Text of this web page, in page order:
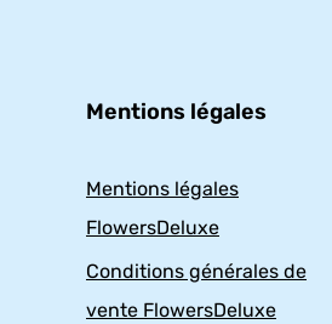
Mentions légales
Mentions légales
FlowersDeluxe
Conditions générales de
vente FlowersDeluxe